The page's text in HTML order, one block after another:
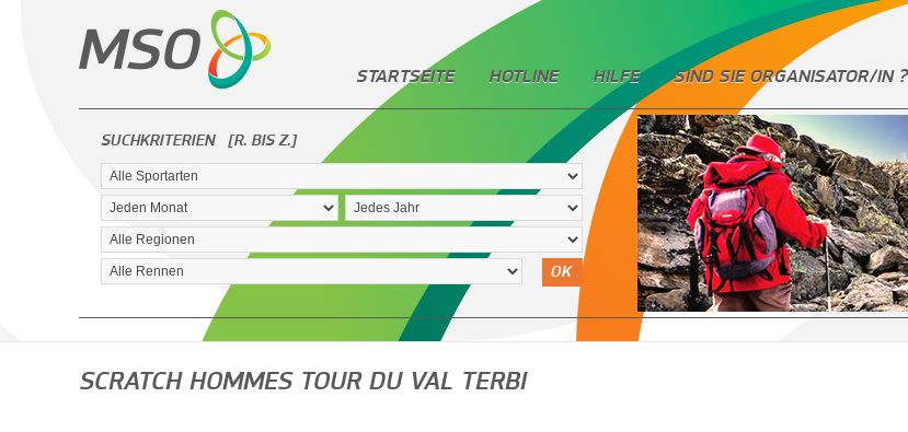
STARTSEITE HOTLINE HILFE SIND SIE ORGANISATOR/IN ?
SUCHKRITERIEN [R. BIS Z.]
OK
SCRATCH HOMMES TOUR DU VAL TERBI